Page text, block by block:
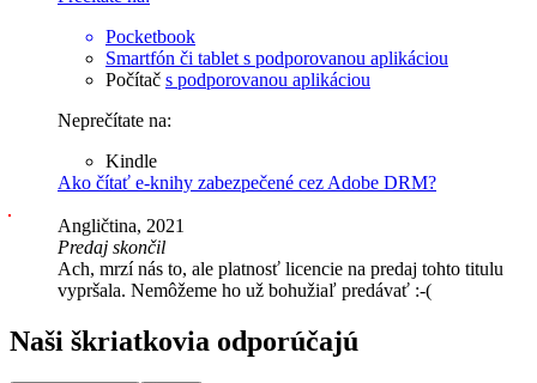
Pocketbook
Smartfón či tablet s podporovanou aplikáciou
Počítač s podporovanou aplikáciou
Neprečítate na:
Kindle
Ako čítať e-knihy zabezpečené cez Adobe DRM?
Angličtina, 2021
Predaj skončil
Ach, mrzí nás to, ale platnosť licencie na predaj tohto titulu
vypršala. Nemôžeme ho už bohužiaľ predávať :-(
Naši škriatkovia odporúčajú